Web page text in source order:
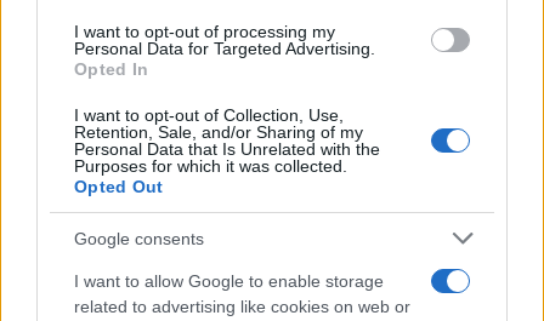
I want to opt-out of processing my
Personal Data for Targeted Advertising.
Opted In
I want to opt-out of Collection, Use,
Retention, Sale, and/or Sharing of my
Personal Data that Is Unrelated with the
Purposes for which it was collected.
Opted Out
Google consents
I want to allow Google to enable storage
related to advertising like cookies on web or
Continua a leggere